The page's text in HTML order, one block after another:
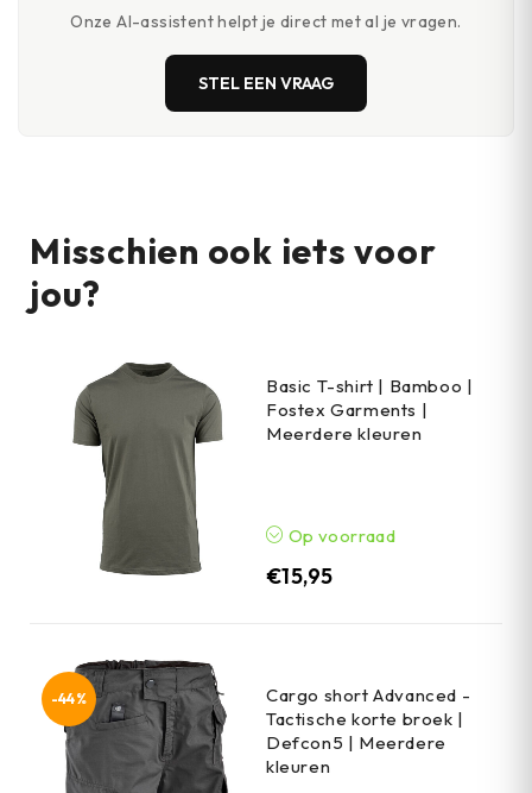
Onze AI-assistent helpt je direct met al je vragen.
STEL EEN VRAAG
Misschien ook iets voor
jou?
Basic T-shirt | Bamboo |
Fostex Garments |
Meerdere kleuren
Op voorraad
€15,95
-44%
Cargo short Advanced -
Tactische korte broek |
Defcon5 | Meerdere
kleuren